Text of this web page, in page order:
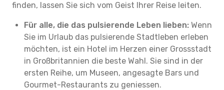
finden, lassen Sie sich vom Geist Ihrer Reise leiten.
Für alle, die das pulsierende Leben lieben: Wenn
Sie im Urlaub das pulsierende Stadtleben erleben
möchten, ist ein Hotel im Herzen einer Grossstadt
in Großbritannien die beste Wahl. Sie sind in der
ersten Reihe, um Museen, angesagte Bars und
Gourmet-Restaurants zu geniessen.